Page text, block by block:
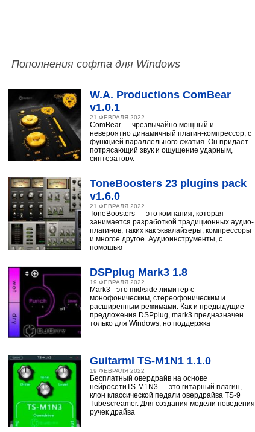
Пополнения софта для Windows
W.A. Productions ComBear
v1.0.1
21 ФЕВРАЛЯ 2022
ComBear — чрезвычайно мощный и
невероятно динамичный плагин-компрессор, с
функцией параллельного сжатия. Он придает
потрясающий звук и ощущение ударным,
синтезатору,
ToneBoosters 23 plugins pack
v1.6.0
21 ФЕВРАЛЯ 2022
ToneBoosters — это компания, которая
занимается разработкой традиционных аудио-
плагинов, таких как эквалайзеры, компрессоры
и многое другое. Аудиоинструменты, с
помощью
DSPplug Mark3 1.8
19 ФЕВРАЛЯ 2022
Mark3 - это mid/side лимитер с
монофоническим, стереофоническим и
расширенным режимами. Как и предыдущие
предложения DSPplug, mark3 предназначен
только для Windows, но поддержка
Guitarml TS-M1N1 1.1.0
19 ФЕВРАЛЯ 2022
Бесплатный овердрайв на основе
нейросетиTS-M1N3 — это гитарный плагин,
клон классической педали овердрайва TS-9
Tubescreamer. Для создания модели поведения
ручек драйва